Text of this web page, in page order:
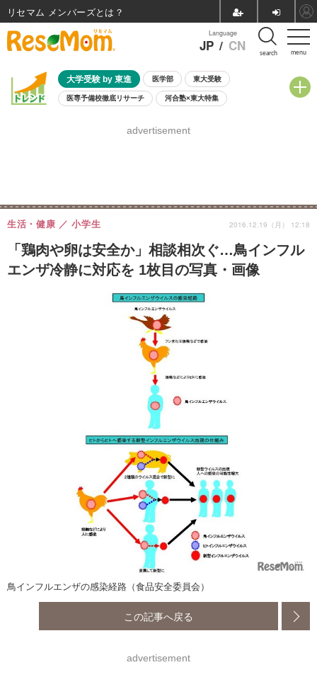
menu
Language
JP / CN search
大学受験 by 東進 医学部 東大受験
医専予備校徹底リサーチ 河合塾×東大特集
8月開催学校説明会・相談会
advertisement
「鶏肉や卵は安全か」相談相次ぐ…鳥インフル
エンザ冷静に対応を 1枚目の写真・画像
生活・健康 小学生 2016.12.19（月） 12:18
鳥インフルエンザの感染経路（食品安全委員会）
この記事へ戻る
advertisement
リセマム メンバーズ